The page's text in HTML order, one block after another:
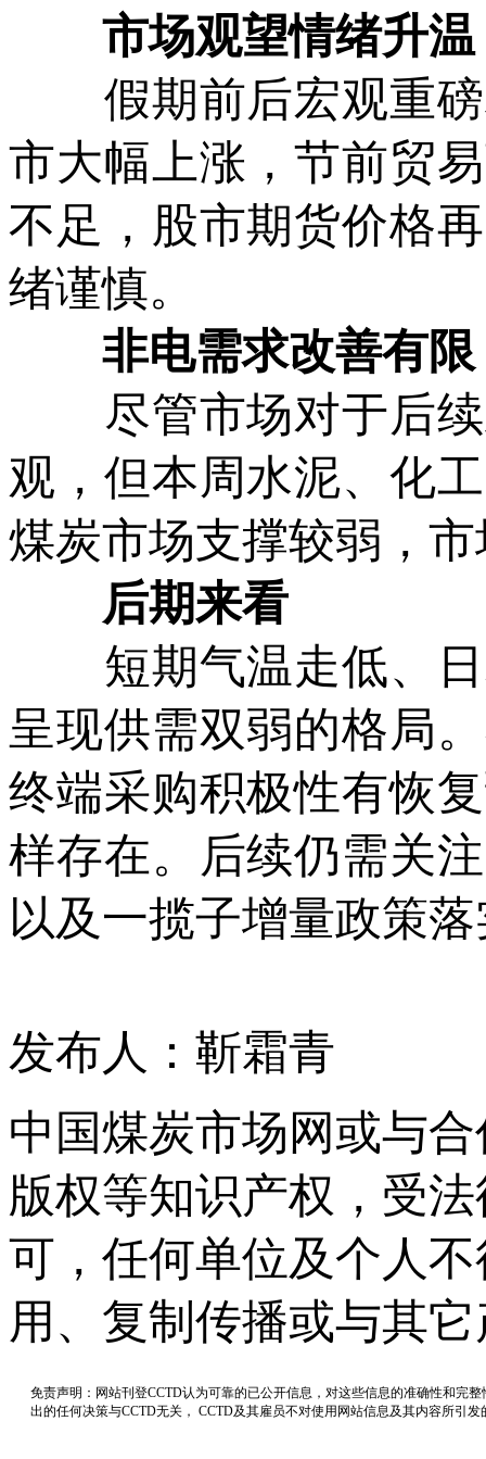
市场观望情绪升温
假期前后宏观重磅
市大幅上涨，节前贸
不足，股市期货价格
绪谨慎。
非电需求改善有限
尽管市场对于后续
观，但本周水泥、化
煤炭市场支撑较弱，
后期来看
短期气温走低、日
呈现供需双弱的格局
终端采购积极性有恢
样存在。后续仍需关
以及一揽子增量政策
发布人：靳霜青
中国煤炭市场网或与
版权等知识产权，受
可，任何单位及个人
用、复制传播或与其
免责声明：网站刊登CCTD认为可靠的已公开信息，对这些信息的准确性和完
出的任何决策与CCTD无关， CCTD及其雇员不对使用网站信息及其内容所引